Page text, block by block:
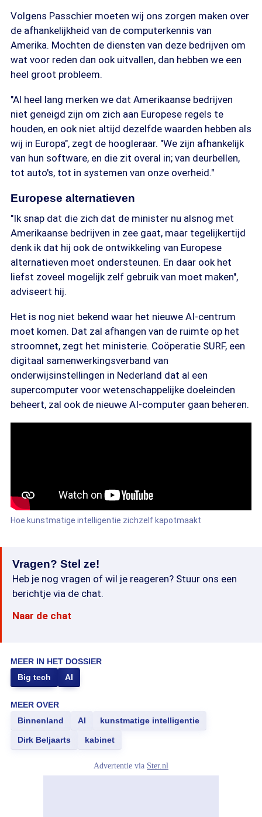
Volgens Passchier moeten wij ons zorgen maken over
de afhankelijkheid van de computerkennis van
Amerika. Mochten de diensten van deze bedrijven om
wat voor reden dan ook uitvallen, dan hebben we een
heel groot probleem.
"Al heel lang merken we dat Amerikaanse bedrijven
niet geneigd zijn om zich aan Europese regels te
houden, en ook niet altijd dezelfde waarden hebben als
wij in Europa", zegt de hoogleraar. "We zijn afhankelijk
van hun software, en die zit overal in; van deurbellen,
tot auto's, tot in systemen van onze overheid."
Europese alternatieven
"Ik snap dat die zich dat de minister nu alsnog met
Amerikaanse bedrijven in zee gaat, maar tegelijkertijd
denk ik dat hij ook de ontwikkeling van Europese
alternatieven moet ondersteunen. En daar ook het
liefst zoveel mogelijk zelf gebruik van moet maken",
adviseert hij.
Het is nog niet bekend waar het nieuwe AI-centrum
moet komen. Dat zal afhangen van de ruimte op het
stroomnet, zegt het ministerie. Coöperatie SURF, een
digitaal samenwerkingsverband van
onderwijsinstellingen in Nederland dat al een
supercomputer voor wetenschappelijke doeleinden
beheert, zal ook de nieuwe AI-computer gaan beheren.
Hoe kunstmatige intelligentie zichzelf kapotmaakt
Vragen? Stel ze!
Heb je nog vragen of wil je reageren? Stuur ons een
berichtje via de chat.
Naar de chat
MEER IN HET DOSSIER
Big tech
AI
MEER OVER
Binnenland
AI kunstmatige intelligentie
Dirk Beljaarts kabinet
Advertentie via Ster.nl